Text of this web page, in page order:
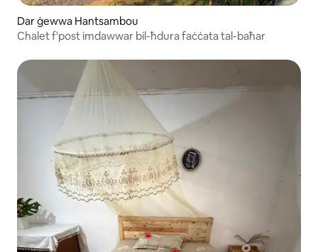
Dar ġewwa Hantsambou
Chalet f'post imdawwar bil-ħdura faċċata tal-baħar